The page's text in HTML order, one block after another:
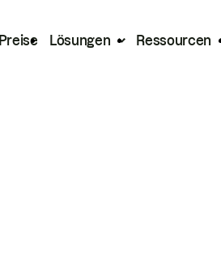
Preise Lösungen Ressourcen